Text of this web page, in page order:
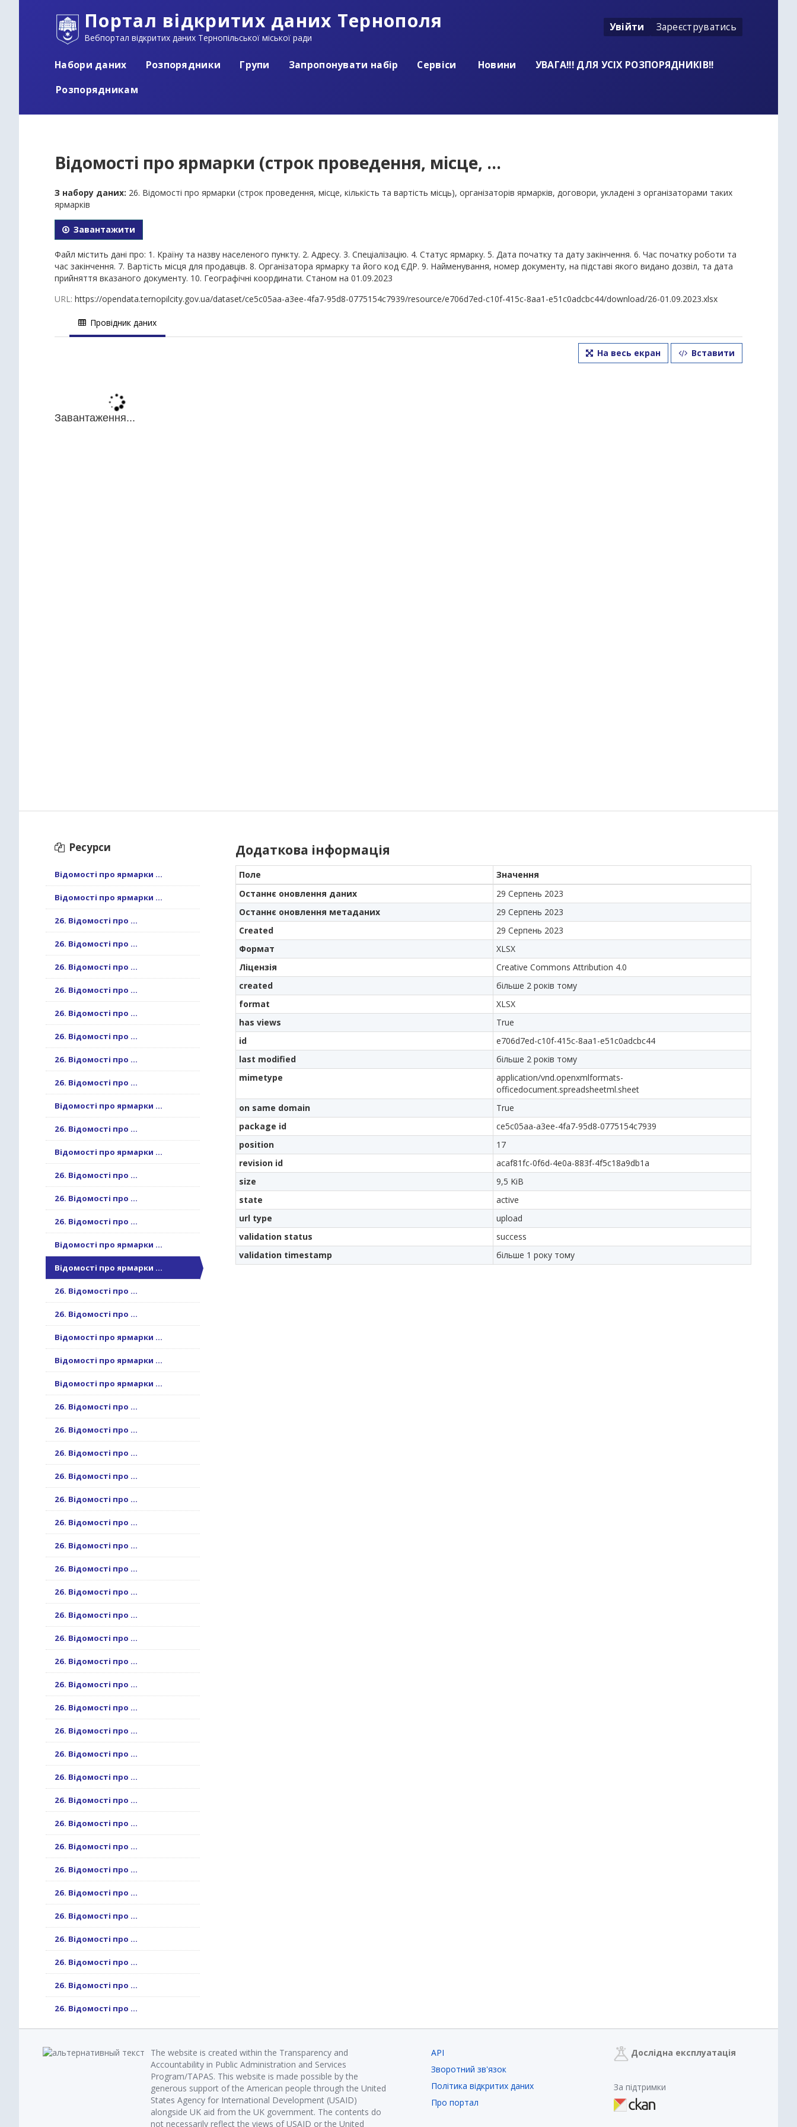
Портал відкритих даних Тернополя
Вебпортал відкритих даних Тернопільської міської ради
Увійти Зареєструватись
Набори даних Розпорядники Групи Запропонувати набір Сервіси Новини
УВАГА!!! ДЛЯ УСІХ РОЗПОРЯДНИКІВ!!
Розпорядникам
Відомості про ярмарки (строк проведення, місце, ...
З набору даних: 26. Відомості про ярмарки (строк проведення, місце, кількість та вартість місць), організаторів ярмарків, договори, укладені з організаторами таких
ярмарків
Завантажити
Файл містить дані про: 1. Країну та назву населеного пункту. 2. Адресу. 3. Спеціалізацію. 4. Статус ярмарку. 5. Дата початку та дату закінчення. 6. Час початку роботи та
час закінчення. 7. Вартість місця для продавців. 8. Організатора ярмарку та його код ЄДР. 9. Найменування, номер документу, на підставі якого видано дозвіл, та дата
прийняття вказаного документу. 10. Географічні координати. Станом на 01.09.2023
URL: https://opendata.ternopilcity.gov.ua/dataset/ce5c05aa-a3ee-4fa7-95d8-0775154c7939/resource/e706d7ed-c10f-415c-8aa1-e51c0adcbc44/download/26-01.09.2023.xlsx
Провідник даних
На весь екран Вставити
Ресурси
Відомості про ярмарки ...
Відомості про ярмарки ...
26. Відомості про ...
26. Відомості про ...
26. Відомості про ...
26. Відомості про ...
26. Відомості про ...
26. Відомості про ...
26. Відомості про ...
26. Відомості про ...
Відомості про ярмарки ...
26. Відомості про ...
Відомості про ярмарки ...
26. Відомості про ...
26. Відомості про ...
26. Відомості про ...
Відомості про ярмарки ...
Відомості про ярмарки ...
26. Відомості про ...
26. Відомості про ...
Відомості про ярмарки ...
Відомості про ярмарки ...
Відомості про ярмарки ...
26. Відомості про ...
26. Відомості про ...
26. Відомості про ...
26. Відомості про ...
26. Відомості про ...
26. Відомості про ...
26. Відомості про ...
26. Відомості про ...
26. Відомості про ...
26. Відомості про ...
26. Відомості про ...
26. Відомості про ...
26. Відомості про ...
26. Відомості про ...
26. Відомості про ...
26. Відомості про ...
26. Відомості про ...
26. Відомості про ...
26. Відомості про ...
26. Відомості про ...
26. Відомості про ...
26. Відомості про ...
26. Відомості про ...
26. Відомості про ...
26. Відомості про ...
26. Відомості про ...
26. Відомості про ...
Додаткова інформація
Поле
Значення
Останнє оновлення даних
29 Серпень 2023
Останнє оновлення метаданих
29 Серпень 2023
Created
29 Серпень 2023
Формат
XLSX
Ліцензія
Creative Commons Attribution 4.0
created
більше 2 років тому
format
XLSX
has views
True
id
e706d7ed-c10f-415c-8aa1-e51c0adcbc44
last modified
більше 2 років тому
mimetype
application/vnd.openxmlformats-
officedocument.spreadsheetml.sheet
on same domain
True
package id
ce5c05aa-a3ee-4fa7-95d8-0775154c7939
position
17
revision id
acaf81fc-0f6d-4e0a-883f-4f5c18a9db1a
size
9,5 KiB
state
active
url type
upload
validation status
success
validation timestamp
більше 1 року тому
The website is created within the Transparency and
Accountability in Public Administration and Services
Program/TAPAS. This website is made possible by the
generous support of the American people through the United
States Agency for International Development (USAID)
alongside UK aid from the UK government. The contents do
not necessarily reflect the views of USAID or the United
API
Зворотний зв'язок
Політика відкритих даних
Про портал
Дослідна експлуатація
За підтримки